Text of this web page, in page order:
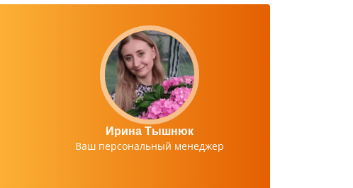
Ирина Тышнюк
Ваш персональный менеджер